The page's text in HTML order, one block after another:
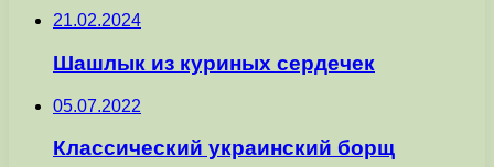
21.02.2024
Шашлык из куриных сердечек
05.07.2022
Классический украинский борщ